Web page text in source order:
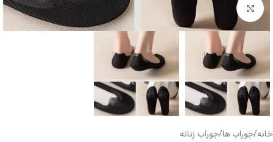
بزرگنمایی تصویر
خانه/جوراب ها/جوراب زنانه